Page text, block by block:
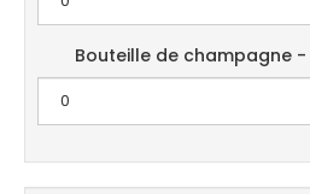
Bouteille de champagne